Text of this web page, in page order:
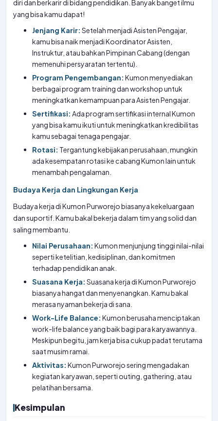
diri dan berkarir di bidang pendidikan. Banyak banget ilmu
yang bisa kamu dapat!
Jenjang Karir: Setelah menjadi Asisten Pengajar,
kamu bisa naik menjadi Koordinator Asisten,
Instruktur, atau bahkan Pimpinan Cabang (dengan
memenuhi persyaratan tertentu).
Program Pengembangan: Kumon menyediakan
berbagai program training dan workshop untuk
meningkatkan kemampuan para Asisten Pengajar.
Sertifikasi: Ada program sertifikasi internal Kumon
yang bisa kamu ikuti untuk meningkatkan kredibilitas
kamu sebagai tenaga pengajar.
Rotasi: Tergantung kebijakan perusahaan, mungkin
ada kesempatan rotasi ke cabang Kumon lain untuk
menambah pengalaman.
Budaya Kerja dan Lingkungan Kerja
Budaya kerja di Kumon Purworejo biasanya kekeluargaan
dan suportif. Kamu bakal bekerja dalam tim yang solid dan
saling membantu.
Nilai Perusahaan: Kumon menjunjung tinggi nilai-nilai
seperti ketelitian, kedisiplinan, dan komitmen
terhadap pendidikan anak.
Suasana Kerja: Suasana kerja di Kumon Purworejo
biasanya hangat dan menyenangkan. Kamu bakal
merasa nyaman bekerja di sana.
Work-Life Balance: Kumon berusaha menciptakan
work-life balance yang baik bagi para karyawannya.
Meskipun begitu, jam kerja bisa cukup padat terutama
saat musim ramai.
Aktivitas: Kumon Purworejo sering mengadakan
kegiatan karyawan, seperti outing, gathering, atau
pelatihan bersama.
Kesimpulan